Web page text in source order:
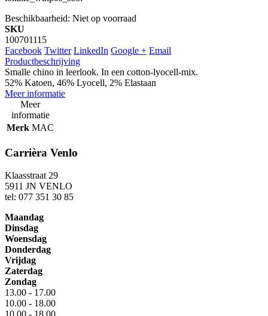
Beschikbaarheid: Niet op voorraad
SKU
100701115
Facebook Twitter LinkedIn Google + Email
Productbeschrijving
Smalle chino in leerlook. In een cotton-lyocell-mix.
52% Katoen, 46% Lyocell, 2% Elastaan
Meer informatie
Meer
informatie
Merk MAC
Carrièra Venlo
Klaasstraat 29
5911 JN VENLO
tel: 077 351 30 85
Maandag
Dinsdag
Woensdag
Donderdag
Vrijdag
Zaterdag
Zondag
13.00 - 17.00
10.00 - 18.00